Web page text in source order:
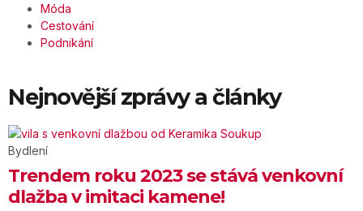
Móda
Cestování
Podnikání
Nejnovější zprávy a články
Bydlení
Trendem roku 2023 se stává venkovní
dlažba v imitaci kamene!